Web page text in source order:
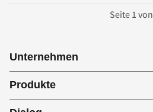
Seite 1 von
Unternehmen
Produkte